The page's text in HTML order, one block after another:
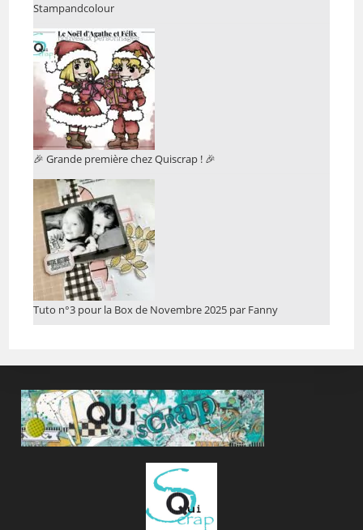
Stampandcolour
🎉 Grande première chez Quiscrap ! 🎉
Tuto n°3 pour la Box de Novembre 2025 par Fanny